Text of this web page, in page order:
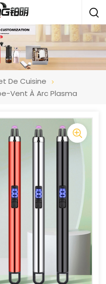
De Cuisine
Vent À Arc Plasma